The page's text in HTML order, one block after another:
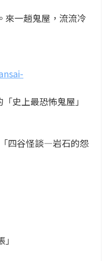
來一趟鬼屋，流流冷
史上最恐怖鬼屋」
四谷怪談—岩石的怨